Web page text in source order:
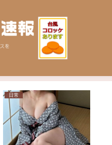
日常